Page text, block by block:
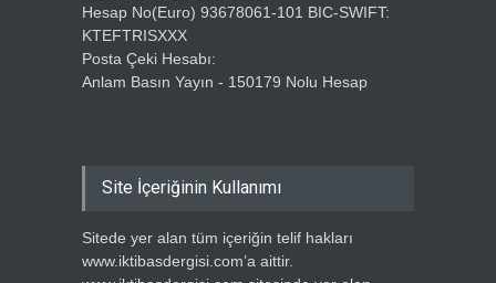
Hesap No(Euro) 93678061-101 BIC-SWIFT:
KTEFTRISXXX
Posta Çeki Hesabı:
Anlam Basın Yayın - 150179 Nolu Hesap
Site İçeriğinin Kullanımı
Sitede yer alan tüm içeriğin telif hakları
www.iktibasdergisi.com’a aittir.